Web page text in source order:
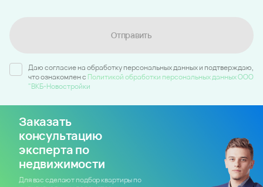
Отправить
Даю согласие на обработку персональных данных и подтверждаю,
что ознакомлен c Политикой обработки персональных данных ООО
"ВКБ-Новостройки
Заказать
консультацию
эксперта по
недвижимости
Для вас сделают подбор квартиры по